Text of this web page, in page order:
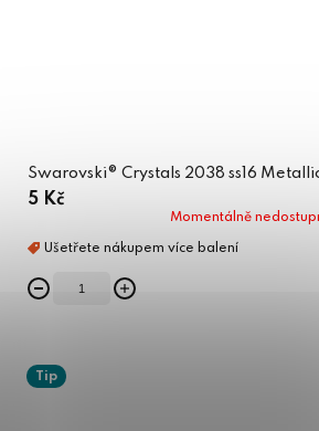
Swarovski® Crystals 2038 ss16
5 Kč
Momentálně
Tip